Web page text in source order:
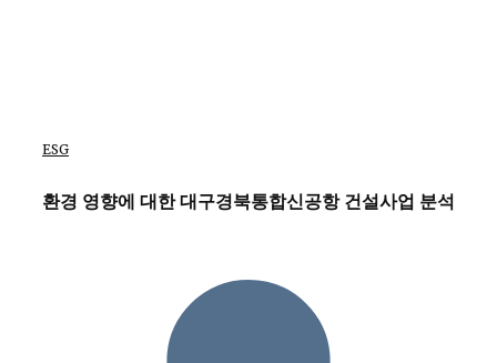
ESG
환경 영향에 대한 대구경북통합신공항 건설사업 분석